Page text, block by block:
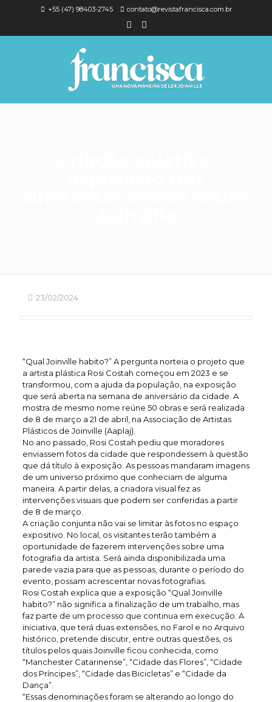
+55 (47) 98403-2745 contato@revistafrancisca.com.br
23/02/2024
“Qual Joinville habito?” A pergunta norteia o projeto que
a artista plástica Rosi Costah começou em 2023 e se
transformou, com a ajuda da população, na exposição
que será aberta na semana de aniversário da cidade. A
mostra de mesmo nome reúne 50 obras e será realizada
de 8 de março a 21 de abril, na Associação de Artistas
Plásticos de Joinville (Aaplaj).
No ano passado, Rosi Costah pediu que moradores
enviassem fotos da cidade que respondessem à questão
que dá título à exposição. As pessoas mandaram imagens
de um universo próximo que conheciam de alguma
maneira. A partir delas, a criadora visual fez as
intervenções visuais que podem ser conferidas a partir
de 8 de março.
A criação conjunta não vai se limitar às fotos no espaço
expositivo. No local, os visitantes terão também a
oportunidade de fazerem intervenções sobre uma
fotografia da artista. Será ainda disponibilizada uma
parede vazia para que as pessoas, durante o período do
evento, possam acrescentar novas fotografias.
Rosi Costah explica que a exposição “Qual Joinville
habito?” não significa a finalização de um trabalho, mas
faz parte de um processo que continua em execução. A
iniciativa, que terá duas extensões, no Farol e no Arquivo
histórico, pretende discutir, entre outras questões, os
títulos pelos quais Joinville ficou conhecida, como
“Manchester Catarinense”, “Cidade das Flores”, “Cidade
dos Príncipes”, “Cidade das Bicicletas” e “Cidade da
Dança”.
“Essas denominações foram se alterando ao longo do